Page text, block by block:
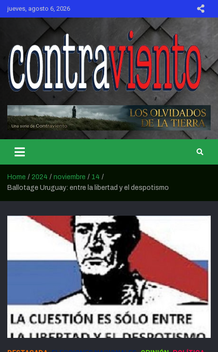
Skip
jueves, agosto 6, 2026
CONTRAVIENTO
Home 2024 noviembre
14
Ballotage Uruguay: entre la libertad y el despotismo